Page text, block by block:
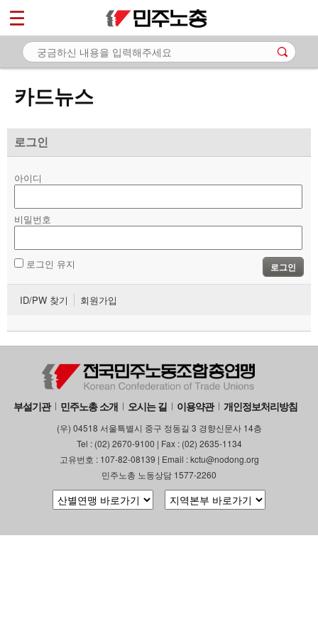
카드뉴스
로그인
아이디
비밀번호
로그인 유지 로그인
ID/PW 찾기 회원가입
부설기관 민주노총 소개 오시는 길 이용약관 개인정보처리방침
(우) 04518 서울특별시 중구 정동길 3 경향신문사 14층
Tel : (02) 2670-9100 | Fax : (02) 2635-1134
고유번호 : 107-82-08139 | Email : kctu@nodong.org
민주노총 노동상담 1577-2260
마이페이지
소개
노동상담
자료
- 미디어자료
- 카드뉴스
부설기관